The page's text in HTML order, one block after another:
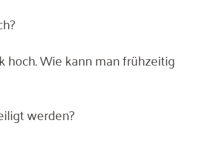
hoch. Wie kann man frühzeitig
werden?